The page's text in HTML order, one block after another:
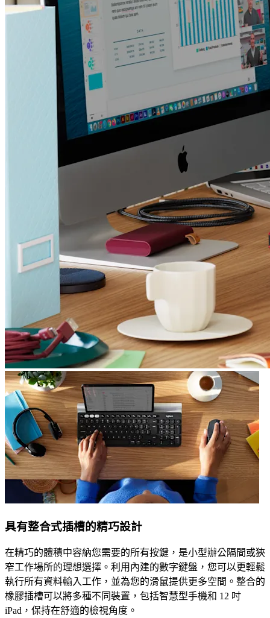
具有整合式插槽的精巧設計
在精巧的體積中容納您需要的所有按鍵，是小型辦公隔間或狹
窄工作場所的理想選擇。利用內建的數字鍵盤，您可以更輕鬆
執行所有資料輸入工作，並為您的滑鼠提供更多空間。整合的
橡膠插槽可以將多種不同裝置，包括智慧型手機和 12 吋
iPad，保持在舒適的檢視角度。